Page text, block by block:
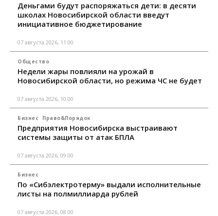
Деньгами будут распоряжаться дети: в десяти
школах Новосибирской области введут
инициативное бюджетирование
07 августа 2026, 11:00
Общество
Недели жары повлияли на урожай в
Новосибирской области, но режима ЧС не будет
07 августа 2026, 10:00
Бизнес Право&Порядок
Предприятия Новосибирска выстраивают
системы защиты от атак БПЛА
07 августа 2026, 09:00
Бизнес
По «Сибэлектротерму» выдали исполнительные
листы на полмиллиарда рублей
07 августа 2026, 08:00